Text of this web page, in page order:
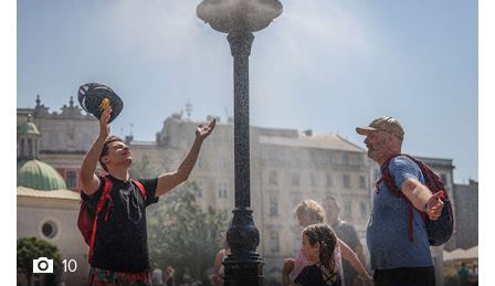
Фотохроника 6 августа